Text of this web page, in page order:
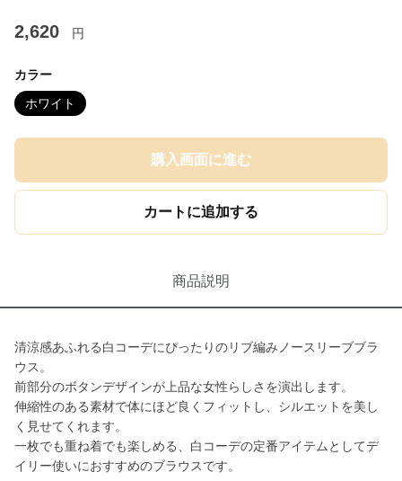
2,620 円
カラー
ホワイト
購入画面に進む
カートに追加する
商品説明
清涼感あふれる白コーデにぴったりのリブ編みノースリーブブラ
ウス。
前部分のボタンデザインが上品な女性らしさを演出します。
伸縮性のある素材で体にほど良くフィットし、シルエットを美し
く見せてくれます。
一枚でも重ね着でも楽しめる、白コーデの定番アイテムとしてデ
イリー使いにおすすめのブラウスです。